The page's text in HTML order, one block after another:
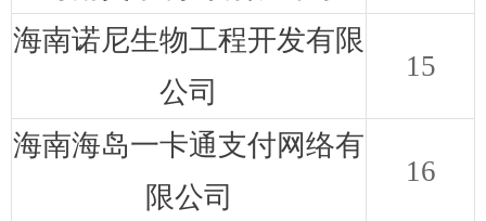
海南诺尼生物工程开发有限
公司
15
海南海岛一卡通支付网络有
限公司
16